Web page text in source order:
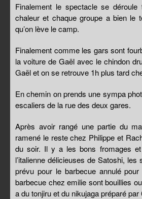
Finalement le spectacle se
chaleur et chaque groupe a bien le
qu’on lève le camp.
Finalement comme les gars sont
la voiture de Gaël avec le chindon
Gaël et on se retrouve 1h plus tard
En chemin on prends une sympa
escaliers de la rue des deux gares.
Après avoir rangé une partie du
ramené le reste chez Philippe et
du soir. Il y a les bons fromages
l’italienne délicieuses de Satoshi, les
prévu pour le barbecue annulé pour
barbecue chez emilie sont bouillies
a du tonjiru et du nikujaga préparé par